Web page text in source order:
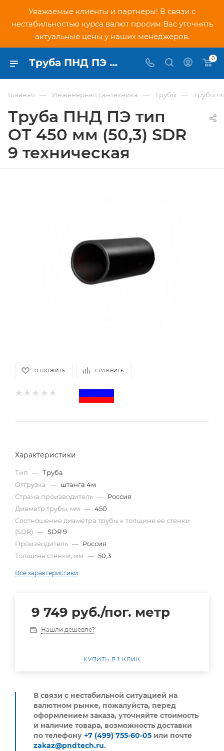
Уважаемые клиенты и партнеры! В связи с
нестабильностью курса валют просим Вас уточнять
актуальные цены у наших менеджеров.
Труба ПНД ПЭ тип OТ 450 мм (50,3) SDR 9 техническая - купить по низкой цене в Москве, интернет-магазин PNDtech.ru 0
Главная — Инженерная сантехника — Трубы — Трубы
Труба ПНД ПЭ тип
OТ 450 мм (50,3) SDR
9 техническая
ОТЛОЖИТЬ СРАВНИТЬ
Характеристики
Тип — Труба
Отгрузка — штанга 4м
Страна производитель — Россия
Диаметр трубы, мм — 450
Cоотношение диаметра трубы к толщине ее стенки
(SDR) — SDR 9
Производитель — Россия
Толщина стенки, мм — 50,3
Все характеристики
9 749 руб./пог. метр
Нашли дешевле?
КУПИТЬ В 1 КЛИК
В связи с нестабильной ситуацией на
валютном рынке, пожалуйста, перед
оформлением заказа, уточняйте стоимость
и наличие товара, возможность доставки
по телефону +7 (499) 755-60-05 или почте
zakaz@pndtech.ru.